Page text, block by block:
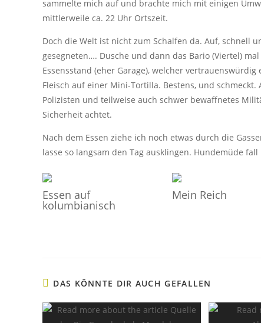
sammelte mich auf und brachte mich mit einigen
mittlerweile ca. 22 Uhr Ortszeit.
Doch die Welt ist nicht zum Schalfen da. Auf, schnell
gesegneten…. Dusche und dann das Bario (Viertel)
Essensstand (eher Garage), welcher
Fleisch auf einer Mini-Tortilla. Bestens, und
Polizisten und teilweise auch schwer bewaffnetes
Sicherheit achtet.
Nach dem Essen ziehe ich noch etwas durch die
lasse so langsam den Tag ausklingen. Hundemüde
Essen auf
kolumbianisch
Mein Reich
DAS KÖNNTE DIR AUCH GEFALLEN